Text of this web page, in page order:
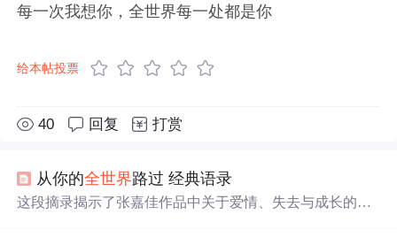
每一次我想你，全世界每一处都是你
给本帖投票
40 回复 打赏
从你的全世界路过 经典语录
这段摘录揭示了张嘉佳作品中关于爱情、失去与成长的主